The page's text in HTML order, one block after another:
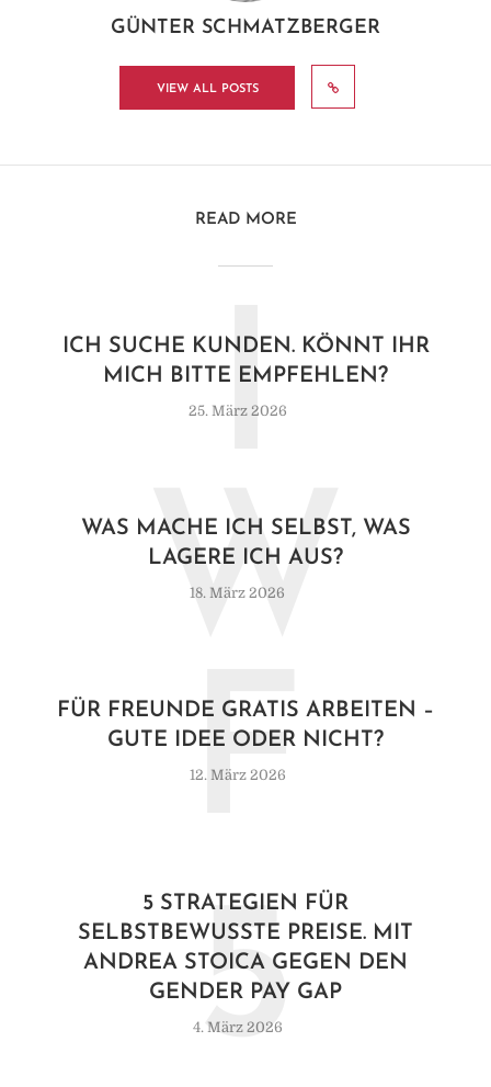
GÜNTER SCHMATZBERGER
VIEW ALL POSTS
READ MORE
ICH SUCHE KUNDEN. KÖNNT IHR
MICH BITTE EMPFEHLEN?
25. März 2026
I
WAS MACHE ICH SELBST, WAS
LAGERE ICH AUS?
18. März 2026
W
FÜR FREUNDE GRATIS ARBEITEN –
GUTE IDEE ODER NICHT?
12. März 2026
F
5 STRATEGIEN FÜR
SELBSTBEWUSSTE PREISE. MIT
ANDREA STOICA GEGEN DEN
GENDER PAY GAP
4. März 2026
5